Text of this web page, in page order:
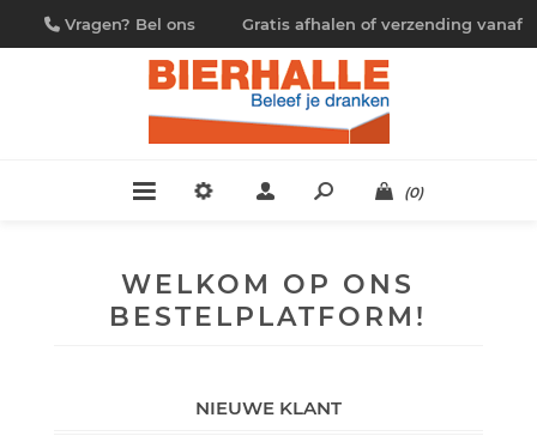
Vragen? Bel ons
09/230.88.44
Gratis afhalen of verzending vanaf
€ 4,95
(0)
WELKOM OP ONS
BESTELPLATFORM!
NIEUWE KLANT